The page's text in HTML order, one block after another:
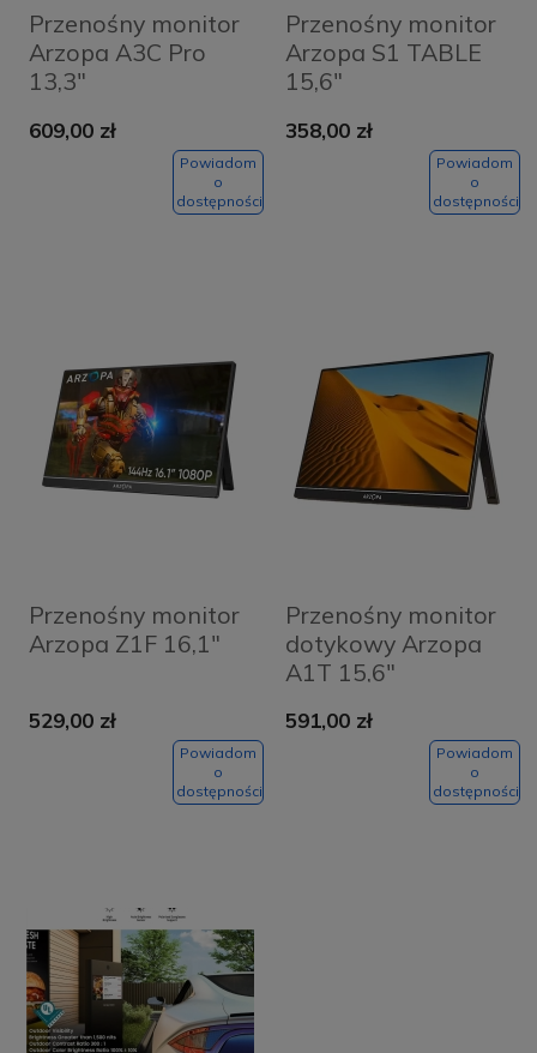
Przenośny monitor
Arzopa A3C Pro
13,3"
609,00 zł
Powiadom
o
dostępności
Przenośny monitor
Arzopa S1 TABLE
15,6"
358,00 zł
Powiadom
o
dostępności
Przenośny monitor
Arzopa Z1F 16,1"
529,00 zł
Powiadom
o
dostępności
Przenośny monitor
dotykowy Arzopa
A1T 15,6"
591,00 zł
Powiadom
o
dostępności